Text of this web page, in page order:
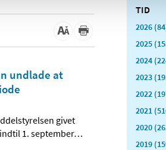
undlade at
givet
1. september…
TID
2026
2025
2024
2023
2022
2021
2020
2019